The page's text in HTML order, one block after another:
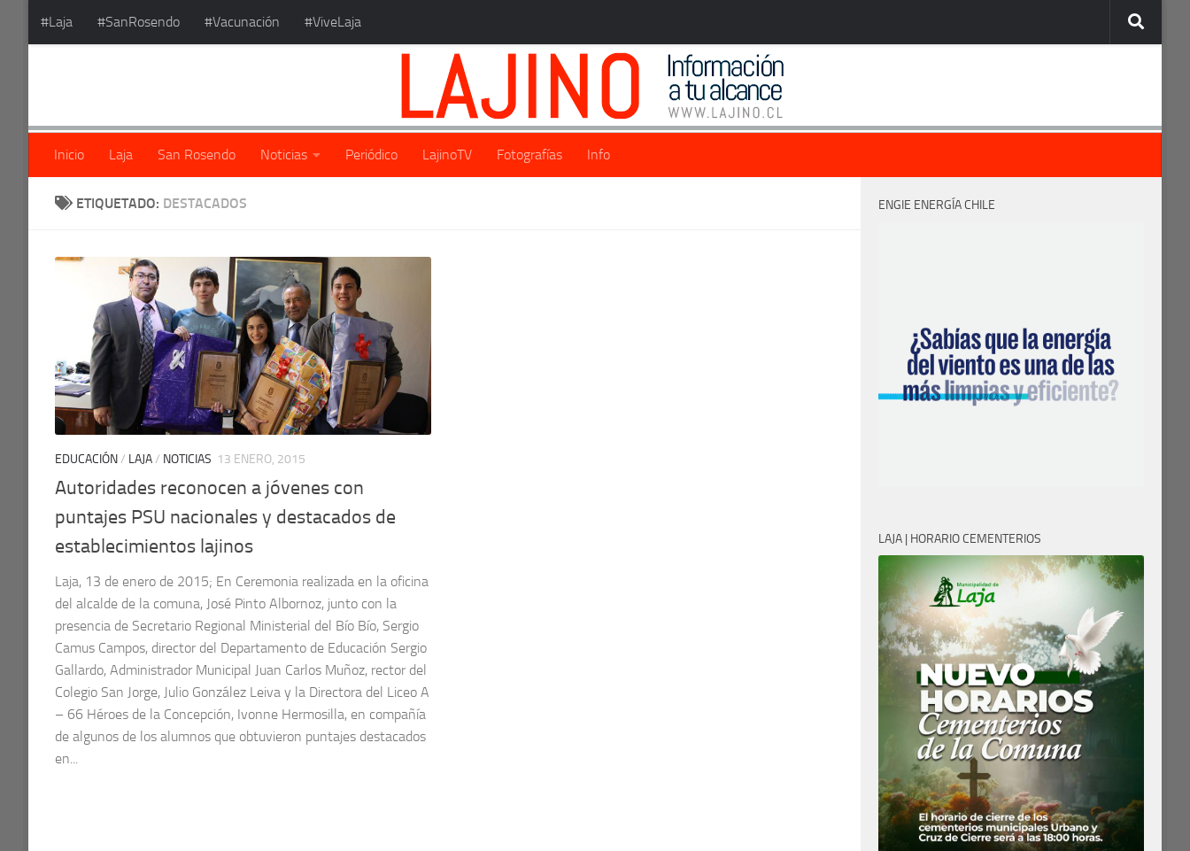
Saltar al contenido
#Laja #SanRosendo #Vacunación #ViveLaja
Inicio Laja San Rosendo Noticias Periódico LajinoTV Fotografías Info
ETIQUETADO: DESTACADOS
EDUCACIÓN/ LAJA/ NOTICIAS 13 ENERO, 2015
Autoridades reconocen a jóvenes con
puntajes PSU nacionales y destacados de
establecimientos lajinos
Laja, 13 de enero de 2015; En Ceremonia realizada en la oficina
del alcalde de la comuna, José Pinto Albornoz, junto con la
presencia de Secretario Regional Ministerial del Bío Bío, Sergio
Camus Campos, director del Departamento de Educación Sergio
Gallardo, Administrador Municipal Juan Carlos Muñoz, rector del
Colegio San Jorge, Julio González Leiva y la Directora del Liceo A
– 66 Héroes de la Concepción, Ivonne Hermosilla, en compañía
de algunos de los alumnos que obtuvieron puntajes destacados
en...
ENGIE ENERGÍA CHILE
LAJA | HORARIO CEMENTERIOS